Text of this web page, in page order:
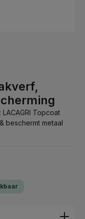
Topcoat
beschermt metaal